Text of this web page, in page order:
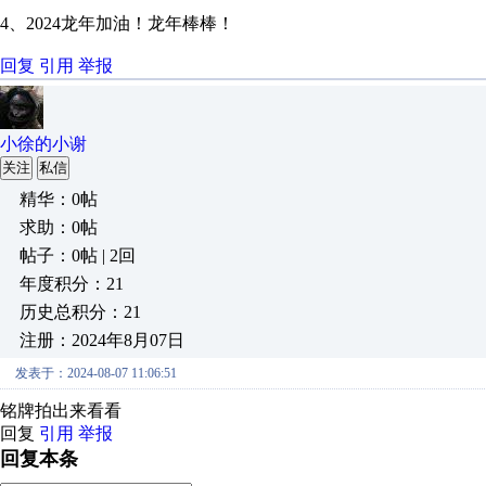
4、2024龙年加油！龙年棒棒！
回复 引用 举报
小徐的小谢
关注 私信
精华：0帖
求助：0帖
帖子：0帖 | 2回
年度积分：21
历史总积分：21
注册：2024年8月07日
发表于：2024-08-07 11:06:51
铭牌拍出来看看
回复 引用 举报
回复本条